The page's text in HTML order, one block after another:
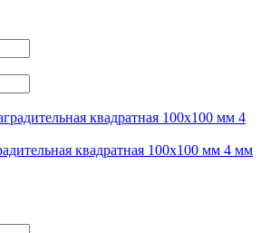
квадратная 100х100 мм 4 мм